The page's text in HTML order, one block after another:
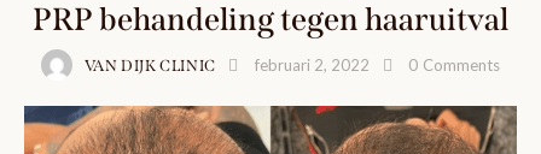
PRP behandeling tegen haaruitval
VAN DIJK CLINIC februari 2, 2022 0 Comments